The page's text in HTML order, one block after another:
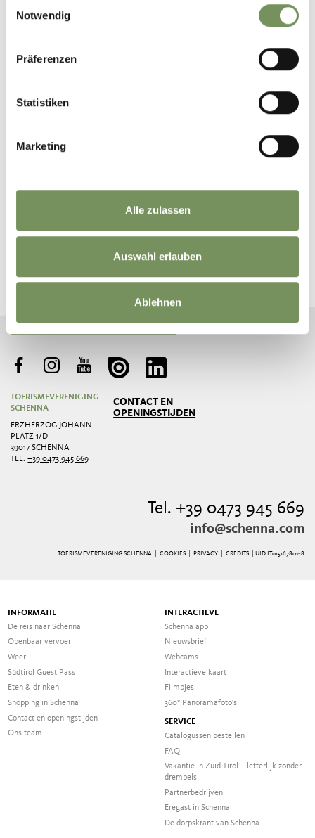
Notwendig
Präferenzen
Statistiken
Marketing
Alle zulassen
Auswahl erlauben
Ablehnen
OpenStreetMapcontributors
BLIJF OP DE HOOGTE MET ONS
Nieuws en informatie direct in uw mailbox
TOERISMEVERENIGING
SCHENNA
ERZHERZOG JOHANN
PLATZ 1/D
39017 SCHENNA
TEL.+39 0473 945 669
CONTACT EN
OPENINGSTIJDEN
Tel. +39 0473 945 669
info@schenna.com
TOERISMEVERENIGING SCHENNA | COOKIES| PRIVACY| CREDITS | UID IT01516780218
INFORMATIE
De reis naar Schenna
Openbaar vervoer
Weer
Südtirol Guest Pass
Eten & drinken
Shopping in Schenna
Contact en openingstijden
Ons team
INTERACTIEVE
Schenna app
Nieuwsbrief
Webcams
Interactieve kaart
Filmpjes
360° Panoramafoto's
SERVICE
Catalogussen bestellen
FAQ
Vakantie in Zuid-Tirol – letterlijk zonder
drempels
Partnerbedrijven
Eregast in Schenna
De dorpskrant van Schenna